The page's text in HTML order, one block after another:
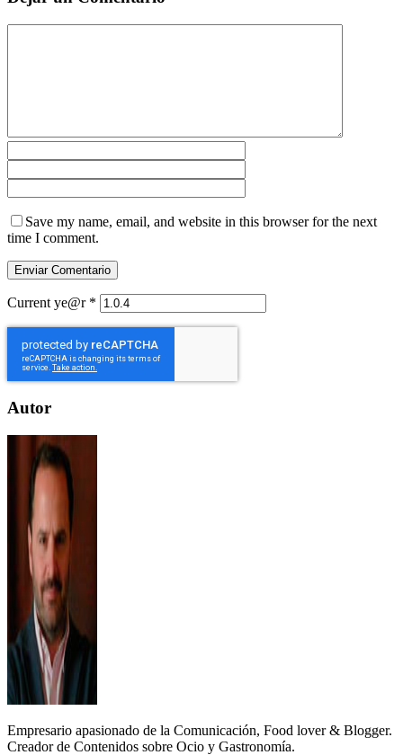
Save my name, email, and website in this browser for the next
time I comment.
Current ye@r *
Autor
Empresario apasionado de la Comunicación, Food lover & Blogger.
Creador de Contenidos sobre Ocio y Gastronomía.